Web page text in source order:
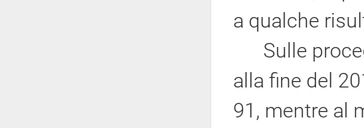
a qualche
Sulle
alla fine del
91, mentre al